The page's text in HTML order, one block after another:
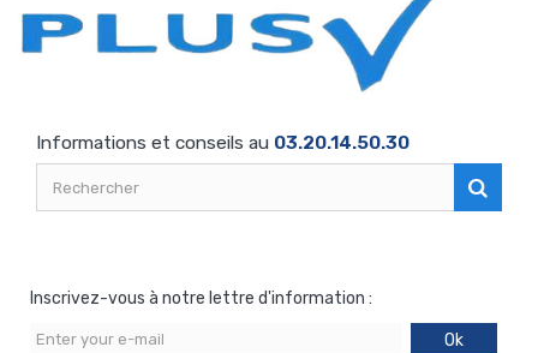
Informations et conseils au 03.20.14.50.30
Inscrivez-vous à notre lettre d'information :
Ok